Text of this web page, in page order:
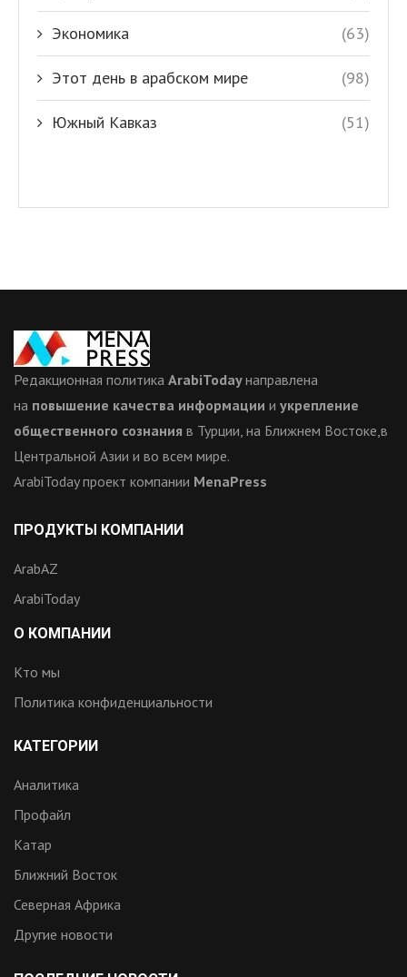
Экономика (63)
Этот день в арабском мире (98)
Южный Кавказ (51)
Редакционная политика ArabiTodayнаправлена
на повышение качества информации и укрепление
общественного сознания в Турции, на Ближнем Востоке,в
Центральной Азии и во всем мире.
ArabiToday проект компании MenaPress
ПРОДУКТЫ КОМПАНИИ
ArabAZ
ArabiToday
О КОМПАНИИ
Кто мы
Политика конфиденциальности
КАТЕГОРИИ
Аналитика
Профайл
Катар
Ближний Восток
Северная Африка
Другие новости